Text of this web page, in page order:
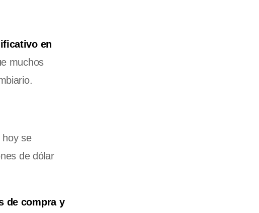
en
muchos
hoy se
de dólar
de compra y